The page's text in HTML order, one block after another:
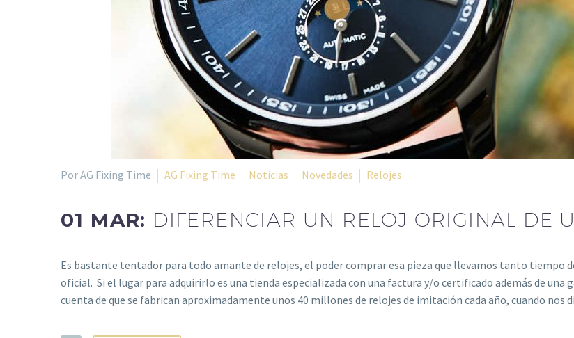
Por AG Fixing Time AG Fixing Time Noticias Novedades Relojes
01 MAR: DIFERENCIAR UN RELOJ ORIGINAL DE
Es bastante tentador para todo amante de relojes, el poder comprar esa pieza que llevamos tanto tiempo
oficial. Si el lugar para adquirirlo es una tienda especializada con una factura y/o certificado además de
cuenta de que se fabrican aproximadamente unos 40 millones de relojes de imitación cada año, cuando